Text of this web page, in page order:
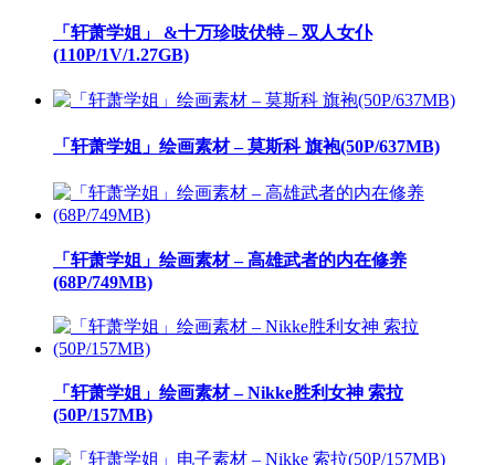
「轩萧学姐」 &十万珍吱伏特 – 双人女仆
(110P/1V/1.27GB)
「轩萧学姐」绘画素材 – 莫斯科 旗袍(50P/637MB)
「轩萧学姐」绘画素材 – 高雄武者的内在修养
(68P/749MB)
「轩萧学姐」绘画素材 – Nikke胜利女神 索拉
(50P/157MB)